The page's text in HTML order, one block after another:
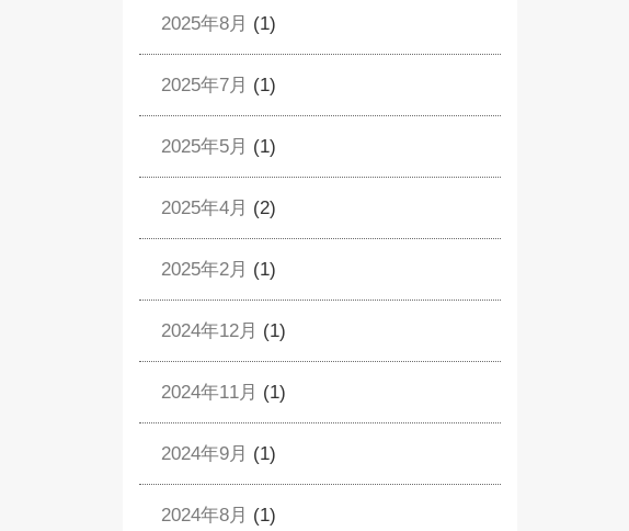
2025年8月 (1)
2025年7月 (1)
2025年5月 (1)
2025年4月 (2)
2025年2月 (1)
2024年12月 (1)
2024年11月 (1)
2024年9月 (1)
2024年8月 (1)